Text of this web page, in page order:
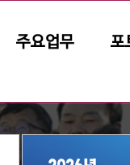
주요업무 포